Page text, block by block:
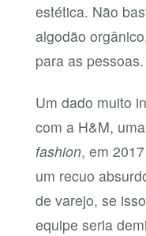
estética. Não
algodão
para as pessoas.
Um dado muito
com a H&M,
fashion, em
um recuo
de varejo, se
equipe seria